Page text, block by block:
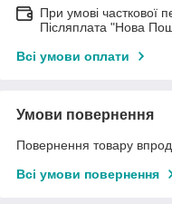
При умові часткової
Післяплата "Нова
Всі умови оплати
Умови повернення
Повернення товару
Всі умови повернення